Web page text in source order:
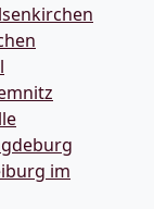
im